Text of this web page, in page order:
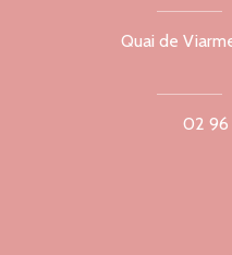
Quai de
02 96